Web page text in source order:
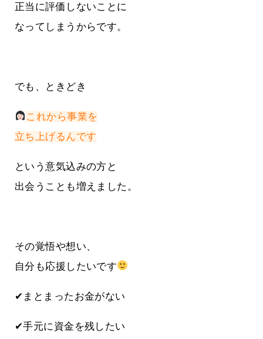
正当に評価しないことに
なってしまうからです。
でも、ときどき
これから事業を
立ち上げるんです
という意気込みの方と
出会うことも増えました。
その覚悟や想い、
自分も応援したいです
✔まとまったお金がない
✔手元に資金を残したい